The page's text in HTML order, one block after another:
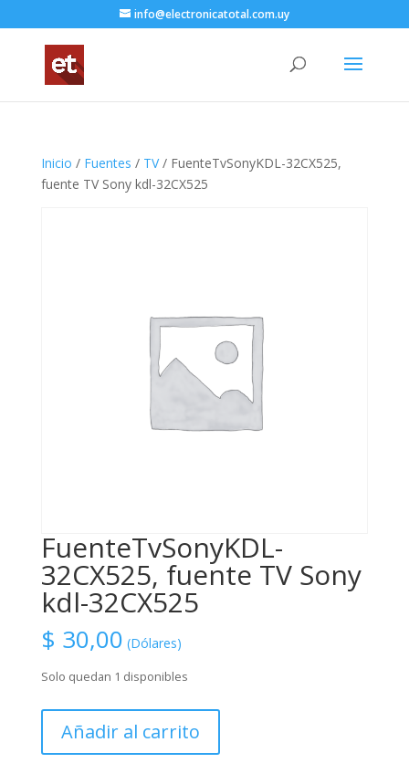
info@electronicatotal.com.uy
Inicio / Fuentes / TV/ FuenteTvSonyKDL-32CX525,
fuente TV Sony kdl-32CX525
FuenteTvSonyKDL-
32CX525, fuente TV Sony
kdl-32CX525
$ 30,00 (Dólares)
Solo quedan 1 disponibles
32CX525,
Añadir al carrito